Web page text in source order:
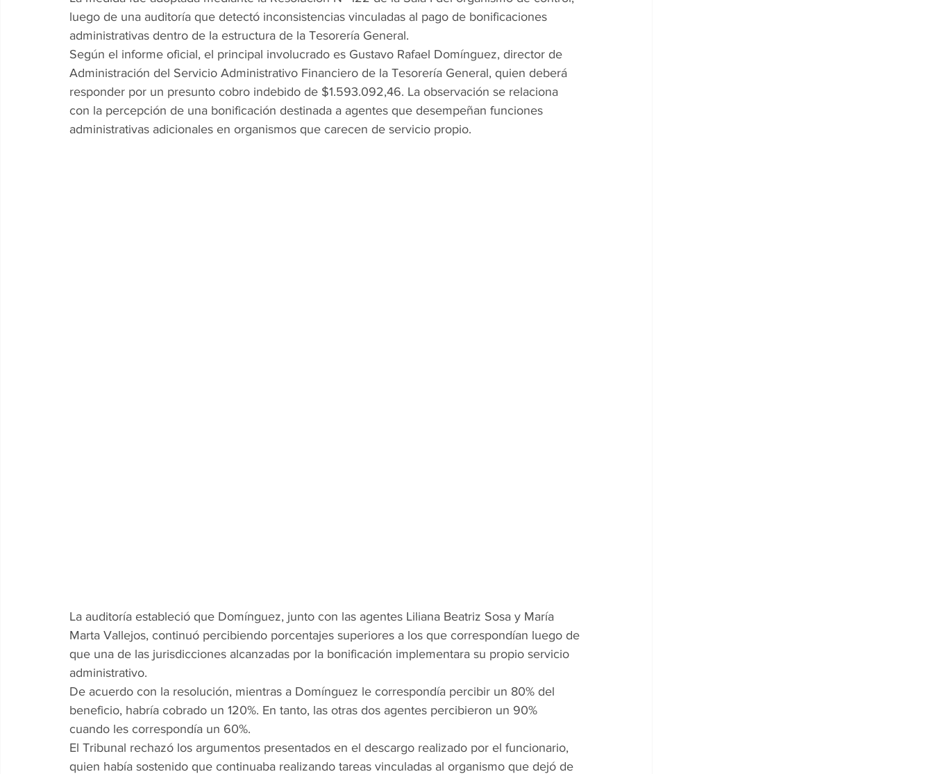
luego de una auditoría que detectó inconsistencias vinculadas al pago de bonificaciones
administrativas dentro de la estructura de la Tesorería General.
Según el informe oficial, el principal involucrado es Gustavo Rafael Domínguez, director de
Administración del Servicio Administrativo Financiero de la Tesorería General, quien deberá
responder por un presunto cobro indebido de $1.593.092,46. La observación se relaciona
con la percepción de una bonificación destinada a agentes que desempeñan funciones
administrativas adicionales en organismos que carecen de servicio propio.
La auditoría estableció que Domínguez, junto con las agentes Liliana Beatriz Sosa y María
Marta Vallejos, continuó percibiendo porcentajes superiores a los que correspondían luego de
que una de las jurisdicciones alcanzadas por la bonificación implementara su propio servicio
administrativo.
De acuerdo con la resolución, mientras a Domínguez le correspondía percibir un 80% del
beneficio, habría cobrado un 120%. En tanto, las otras dos agentes percibieron un 90%
cuando les correspondía un 60%.
El Tribunal rechazó los argumentos presentados en el descargo realizado por el funcionario,
quien había sostenido que continuaba realizando tareas vinculadas al organismo que dejó de